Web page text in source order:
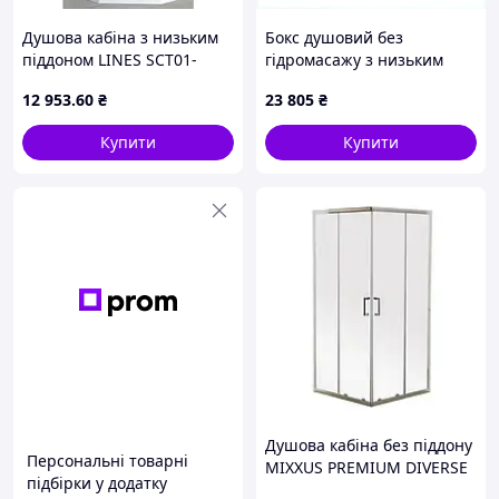
Душова кабіна з низьким
піддоном LINES SCT01-
прозоре скло 6 мм (MI6914)
12 953.60 ₴
Купити
Бокс душовий без
гідромасажу з низьким
SB02-120x80x215-R-FB
SATIN матове скло
2C482166MH
23 805 ₴
Купити
Персональні товарні
підбірки у додатку
Душова кабіна без піддону
MIXXUS PREMIUM DIVERSE